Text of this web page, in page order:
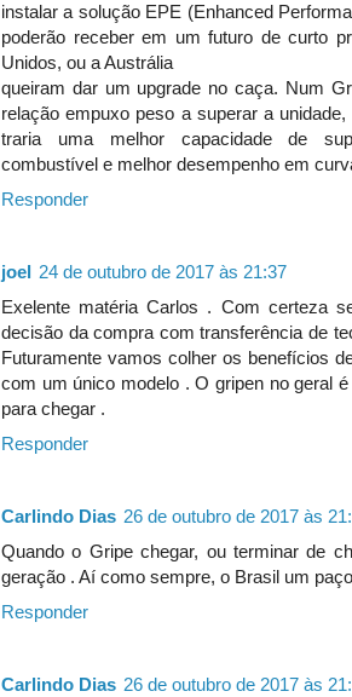
instalar a solução EPE (Enhanced
poderão receber em um futuro de curto
Unidos, ou a Austrália
queiram dar um upgrade no caça. Num
relação empuxo peso a superar a
traria uma melhor capacidade de
combustível e melhor desempenho em
Responder
joel 24 de outubro de 2017 às 21:37
Exelente matéria Carlos . Com certeza
decisão da compra com transferência de
Futuramente vamos colher os benefícios
com um único modelo . O gripen no geral
para chegar .
Responder
Carlindo Dias 26 de outubro de 2017 às
Quando o Gripe chegar, ou terminar de
geração . Aí como sempre, o Brasil um
Responder
Carlindo Dias 26 de outubro de 2017 às